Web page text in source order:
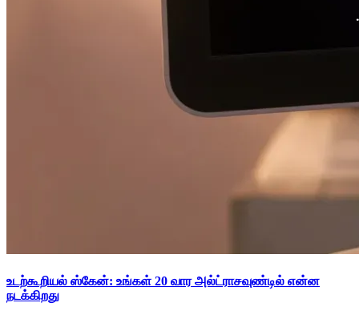
உடற்கூறியல் ஸ்கேன்: உங்கள் 20 வார அல்ட்ராசவுண்டில் என்ன
நடக்கிறது